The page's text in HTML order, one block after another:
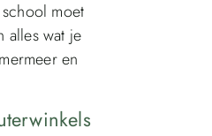
moet
alles wat je
en